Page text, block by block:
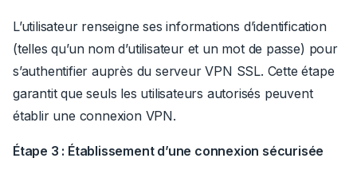
L’utilisateur renseigne ses informations d’identification
(telles qu’un nom d’utilisateur et un mot de passe) pour
s’authentifier auprès du serveur VPN SSL. Cette étape
garantit que seuls les utilisateurs autorisés peuvent
établir une connexion VPN.
Étape 3 : Établissement d’une connexion sécurisée